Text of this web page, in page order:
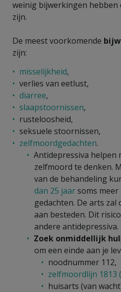
weinig bijwerkingen
zijn.
De meest voorkomende
zijn:
misselijkheid,
verlies van eetlust,
diarree,
slaapstoornissen,
rusteloosheid,
seksuele stoornissen,
zelfmoordgedachten.
Antidepressiva helpen
zelfmoord te denken.
van de behandeling
dan 25 jaarsoms
gedachten. De arts zal
aan besteden. Dit
andere antidepressiva.
Zoek onmiddellijk
om een einde aan je
noodnummer 112,
zelfmoordlijn 1813
huisarts (van